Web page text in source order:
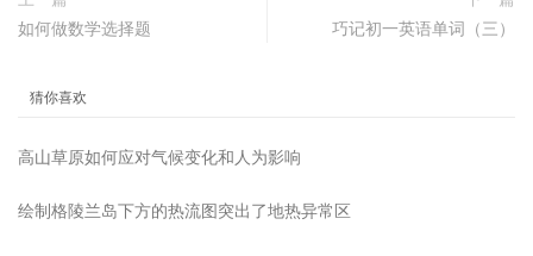
如何做数学选择题
巧记初一英语单词（三）
猜你喜欢
高山草原如何应对气候变化和人为影响
绘制格陵兰岛下方的热流图突出了地热异常区